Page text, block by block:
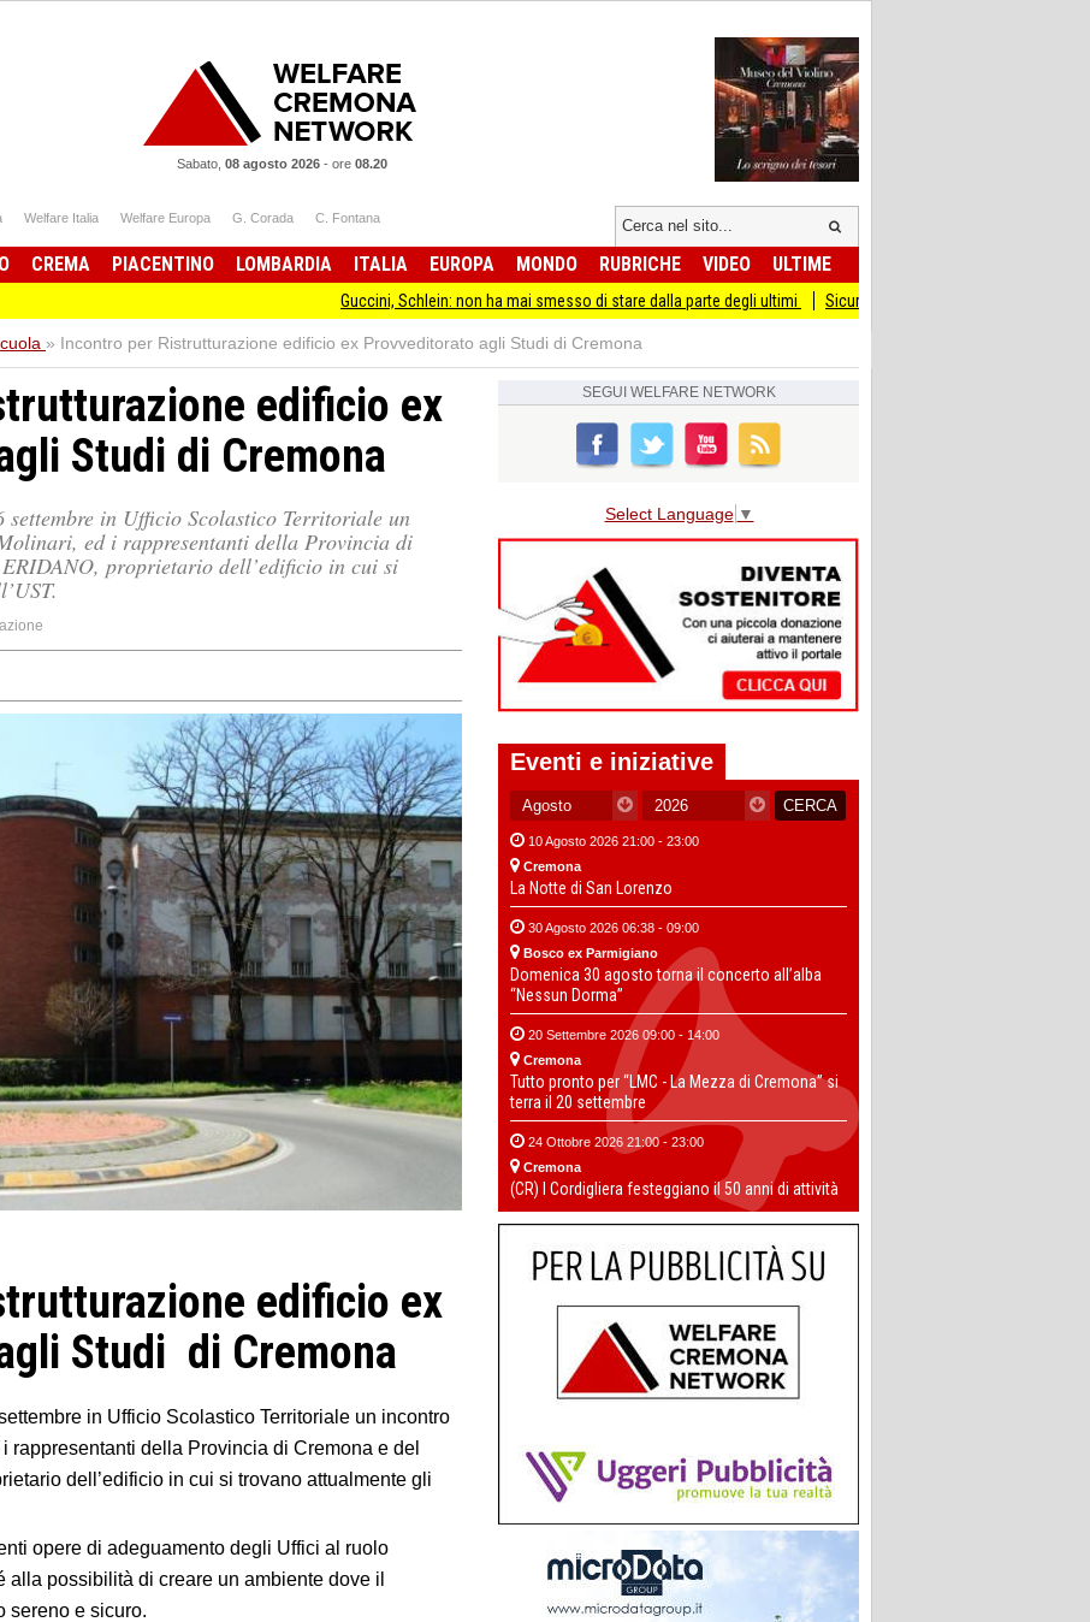
Sabato, 08 agosto 2026- ore 08.20
Welfare Italia Welfare Europa G. Corada C. Fontana
CREMA PIACENTINO LOMBARDIA ITALIA EUROPA MONDO RUBRICHE VIDEO ULTIME
Guccini, Schlein: non ha mai smesso di stare dalla parte degli ultimi Sicurezza I Giovani Democratici ribattono ai
» Incontro per Ristrutturazione edificio ex Provveditorato agli Studi di Cremona
edificio ex
Studi di Cremona
in Ufficio Scolastico Territoriale un
ed i rappresentanti della Provincia di
proprietario dell’edificio in cui si
edificio ex
Studi di Cremona
in Ufficio Scolastico Territoriale un incontro
rappresentanti della Provincia di Cremona e del
dell’edificio in cui si trovano attualmente gli
opere di adeguamento degli Uffici al ruolo
possibilità di creare un ambiente dove il
sereno e sicuro.
SEGUI WELFARE NETWORK
Select Language ▼
Eventi e iniziative
10 Agosto 2026 21:00 - 23:00
Cremona
La Notte di San Lorenzo
30 Agosto 2026 06:38 - 09:00
Bosco ex Parmigiano
Domenica 30 agosto torna il concerto all’alba
“Nessun Dorma”
20 Settembre 2026 09:00 - 14:00
Cremona
Tutto pronto per “LMC - La Mezza di Cremona” si
terra il 20 settembre
24 Ottobre 2026 21:00 - 23:00
Cremona
(CR) I Cordigliera festeggiano il 50 anni di attività